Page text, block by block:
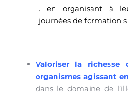
. en organisant à
journées de formation
Valoriser la richesse
organismes agissant
dans le domaine de